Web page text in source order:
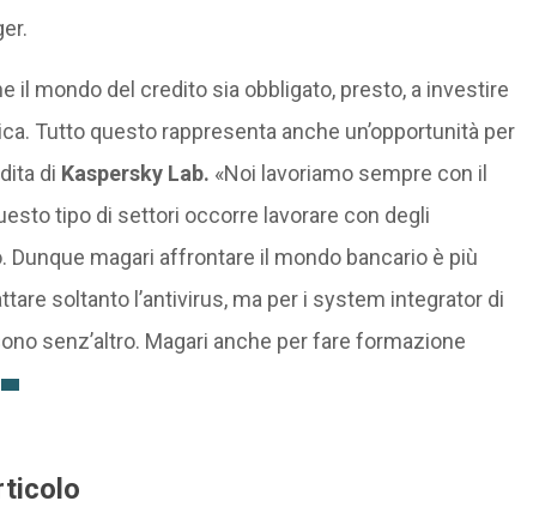
il mondo del credito sia obbligato, presto, a investire
Tutto questo rappresenta anche un’opportunità per
di Kaspersky Lab. «Noi lavoriamo sempre con il
tipo di settori occorre lavorare con degli
magari affrontare il mondo bancario è più
soltanto l’antivirus, ma per i system integrator di
senz’altro. Magari anche per fare formazione